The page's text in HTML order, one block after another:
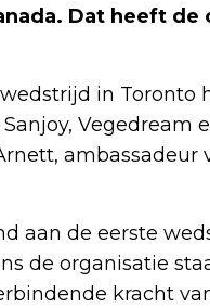
Dat heeft de
in Toronto
Sanjoy,
ambassadeur
aan de eerste
de organisatie
kracht